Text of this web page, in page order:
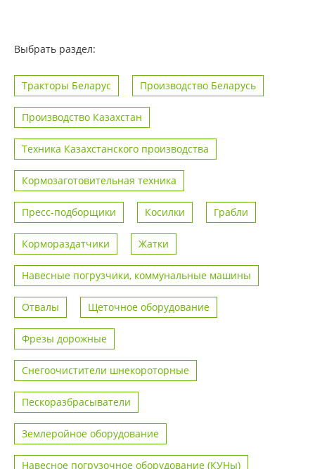
Выбрать раздел:
Тракторы Беларус Производство Беларусь
Производство Казахстан
Техника Казахстанского производства
Кормозаготовительная техника
Пресс-подборщики Косилки Грабли
Кормораздатчики Жатки
Навесные погрузчики, коммунальные машины
Отвалы Щеточное оборудование
Фрезы дорожные
Снегоочистители шнекороторные
Пескоразбрасыватели
Землеройное оборудование
Навесное погрузочное оборудование (КУНы)